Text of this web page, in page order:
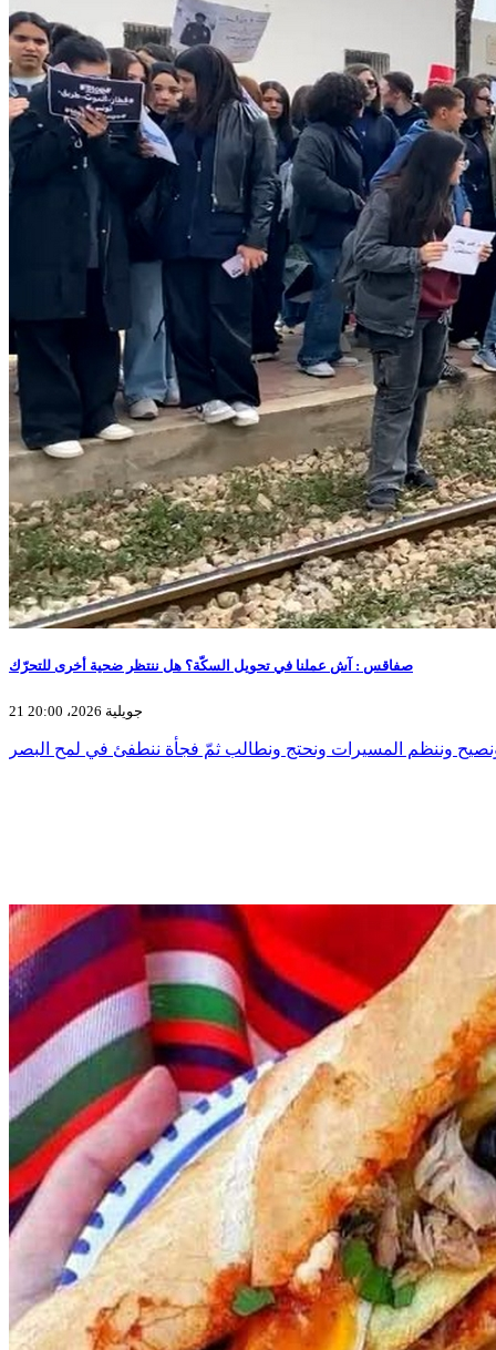
صفاقس : آش عملنا في تحويل السكّة؟ هل ننتظر ضحية أخرى للتحرّك
21 جويلية 2026، 20:00